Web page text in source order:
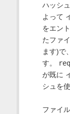
ハッシュ
よって
をエン
たファ
ます)で
す。
が既に
シュを
ファイ